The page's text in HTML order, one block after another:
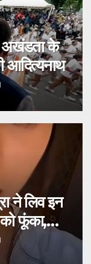
अखंडता के
आदित्यनाथ
ने लिव इन
को फूंका,